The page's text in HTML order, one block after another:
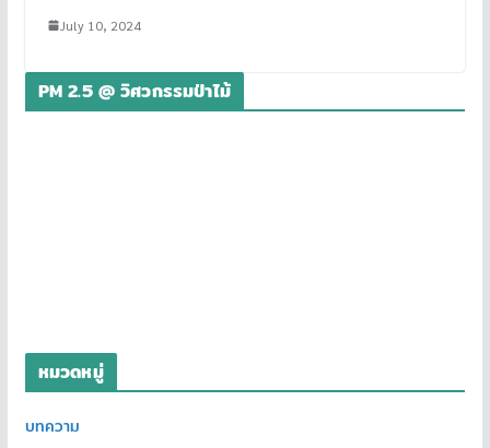
July 10, 2024
PM 2.5 @ วิศวกรรมป่าไม้
หมวดหมู่
บทความ